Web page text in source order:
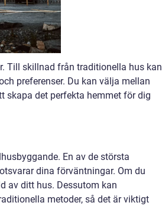
Till skillnad från traditionella hus kan
preferenser. Du kan välja mellan
skapa det perfekta hemmet för dig
En av de största
dina förväntningar. Om du
av ditt hus. Dessutom kan
metoder, så det är viktigt